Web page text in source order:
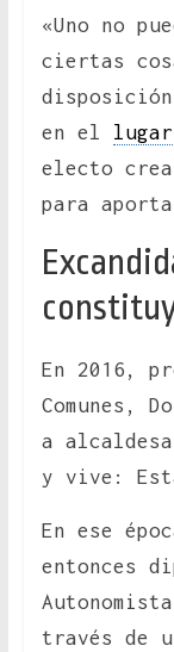
«Uno no
ciertas
en el lugar
electo
para
En 2016,
Comunes,
a
y vive:
En ese
entonces
través de